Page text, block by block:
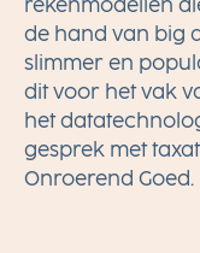
rekenmodellen
de hand van big
slimmer en
dit voor het vak
het
gesprek met
Onroerend Goed.